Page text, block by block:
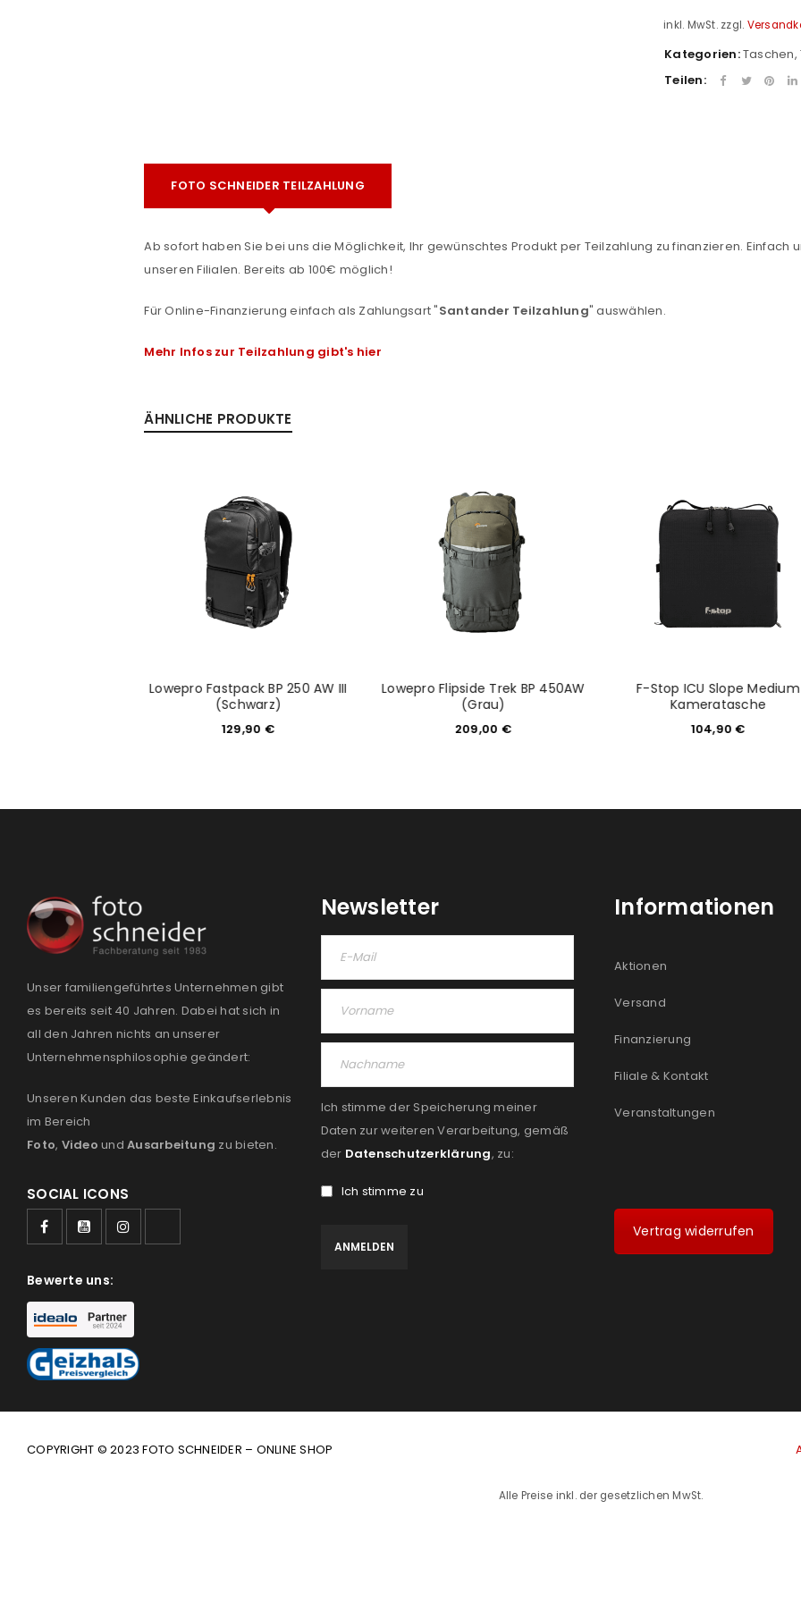
Benutzername oder E-Mail-Adresse
Passwort*
PASSWORT VERGESSEN?
Ich stimme zu
Ja, ich möchte ein
Datenschutzerklärung
REGISTRIEREN
inkl. MwSt. zzgl.
Kategorien:Taschen,
Teilen:
FOTO SCHNEIDER TEILZAHLUNG
Ab sofort haben Sie bei uns die Möglichkeit, Ihr gewünschtes Produkt per Teilzahlung zu finanzieren. Einfach
unseren Filialen. Bereits ab 100€ möglich!
Für Online-Finanzierung einfach als Zahlungsart "Santander Teilzahlung" auswählen.
Mehr Infos zur Teilzahlung gibt's hier
ÄHNLICHE PRODUKTE
Lowepro Fastpack BP 250 AW III
(Schwarz)
129,90 €
Lowepro Flipside Trek BP 450AW
(Grau)
209,00 €
F-Stop ICU Slope Medium
Kameratasche
104,90€
Unser familiengeführtes Unternehmen gibt
es bereits seit 40 Jahren. Dabei hat sich in
all den Jahren nichts an unserer
Unternehmensphilosophie geändert:
Unseren Kunden das beste Einkaufserlebnis
im Bereich
Foto, Video und Ausarbeitung zu bieten.
SOCIAL ICONS
Bewerte uns:
Newsletter
Ich stimme der Speicherung meiner
Daten zur weiteren Verarbeitung, gemäß
der Datenschutzerklärung, zu:
Ich stimme zu
Informationen
Aktionen
Versand
Finanzierung
Filiale & Kontakt
Veranstaltungen
Vertrag widerrufen
COPYRIGHT © 2023 FOTO SCHNEIDER – ONLINE SHOP
Alle Preise inkl. der gesetzlichen MwSt.